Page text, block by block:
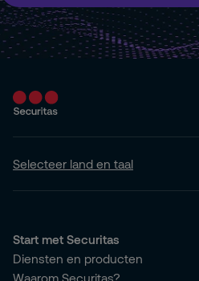
Selecteer land en taal
Start met Securitas
Diensten en producten
Waarom Securitas?